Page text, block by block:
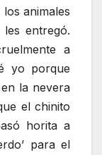
animales
entregó.
a
yo porque
la nevera
el chinito
horita a
para el